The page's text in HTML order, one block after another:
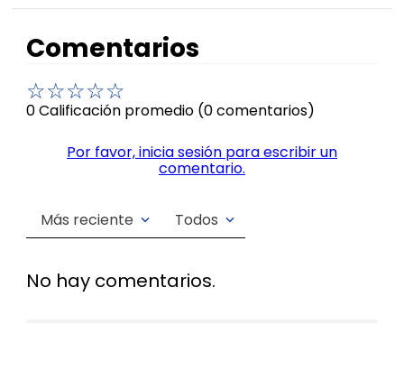
Comentarios
☆☆☆☆☆
0 Calificación promedio (0 comentarios)
Por favor, inicia sesión para escribir un
comentario.
Más reciente Todos
No hay comentarios.